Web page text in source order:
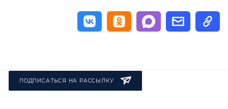
ПОДПИСАТЬСЯ НА РАССЫЛКУ